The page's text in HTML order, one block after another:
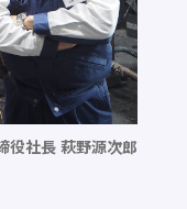
役社長 萩野源次郎